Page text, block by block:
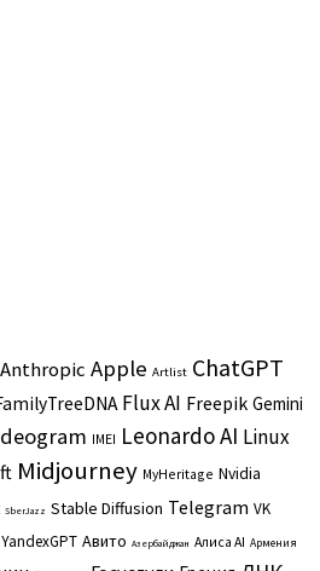
Anthropic Apple Artlist ChatGPT
Flux AI Freepik Gemini
IMEI Leonardo AI Linux
Midjourney MyHeritage Nvidia
SberJazz Stable Diffusion Telegram VK
YandexGPT Авито Азербайджан Алиса AI Армения